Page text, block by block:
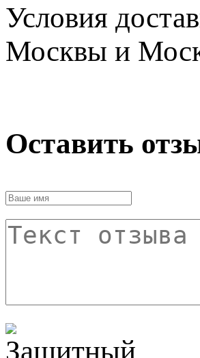
Условия
Москвы и
Оставить